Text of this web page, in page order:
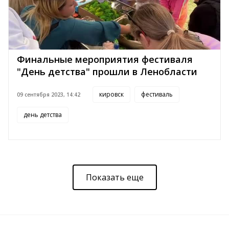
Финальные мероприятия фестиваля
"День детства" прошли в Ленобласти
09 сентября 2023, 14:42 кировск фестиваль
день детства
Показать еще